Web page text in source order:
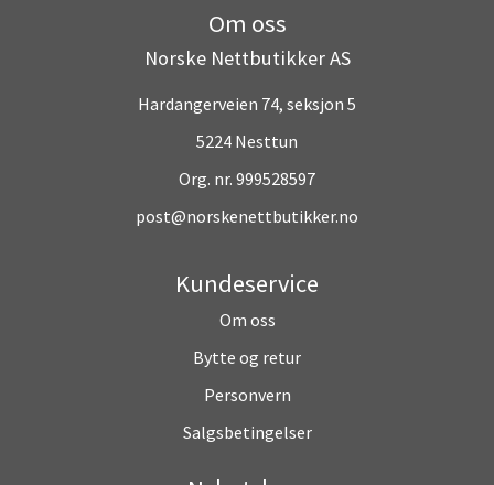
Om oss
Norske Nettbutikker AS
Hardangerveien 74, seksjon 5
5224 Nesttun
Org. nr. 999528597
post@norskenettbutikker.no
Kundeservice
Om oss
Bytte og retur
Personvern
Salgsbetingelser